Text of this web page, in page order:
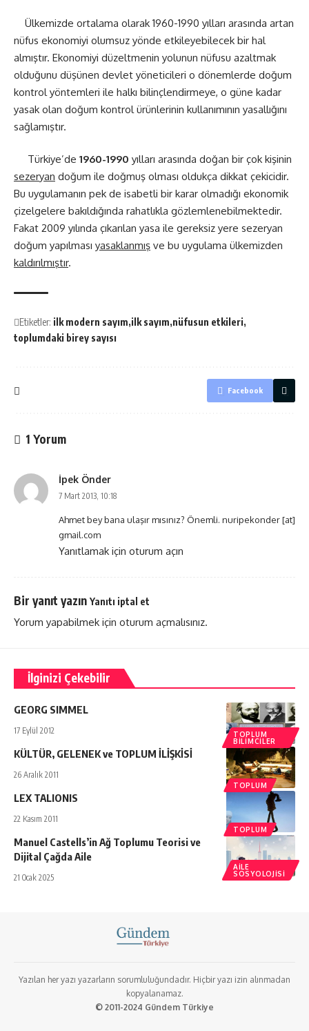
Ülkemizde ortalama olarak 1960-1990 yılları arasında artan
nüfus ekonomiyi olumsuz yönde etkileyebilecek bir hal
almıştır. Ekonomiyi düzeltmenin yolunun nüfusu azaltmak
olduğunu düşünen devlet yöneticileri o dönemlerde doğum
kontrol yöntemleri ile halkı bilinçlendirmeye, o güne kadar
yasak olan doğum kontrol ürünlerinin kullanımının yasallığını
sağlamıştır.
Türkiye’de 1960-1990 yılları arasında doğan bir çok kişinin
sezeryan doğum ile doğmuş olması oldukça dikkat çekicidir.
Bu uygulamanın pek de isabetli bir karar olmadığı ekonomik
çizelgelere bakıldığında rahatlıkla gözlemlenebilmektedir.
Fakat 2009 yılında çıkarılan yasa ile gereksiz yere sezeryan
doğum yapılması yasaklanmış ve bu uygulama ülkemizden
kaldırılmıştır.
Etiketler: ilk modern sayım ilk sayım nüfusun etkileri
toplumdaki birey sayısı
Facebook
1 Yorum
İpek Önder
7 Mart 2013, 10:18
Ahmet bey bana ulaşır mısınız? Önemli. nuripekonder [at]
gmail.com
Yanıtlamak için oturum açın
Bir yanıt yazın Yanıtı iptal et
Yorum yapabilmek için oturum açmalısınız.
İlginizi Çekebilir
TOPLUM
BILIMCILER
GEORG SIMMEL
17 Eylül 2012
TOPLUM
KÜLTÜR, GELENEK ve TOPLUM İLİŞKİSİ
26 Aralık 2011
TOPLUM
LEX TALIONIS
22 Kasım 2011
AILE
SOSYOLOJISI
Manuel Castells’in Ağ Toplumu Teorisi ve
Dijital Çağda Aile
21 Ocak 2025
Yazılan her yazı yazarların sorumluluğundadır. Hiçbir yazı izin alınmadan
kopyalanamaz.
© 2011-2024 Gündem Türkiye